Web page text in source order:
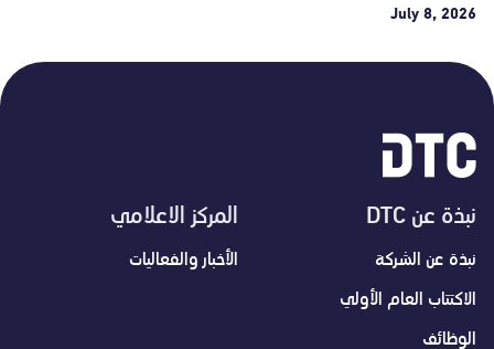
July 8, 2026
نبذة عن DTC
نبذة عن الشركة
الاكتتاب العام الأولي
الوظائف
المركز الاعلامي
الأخبار والفعاليات